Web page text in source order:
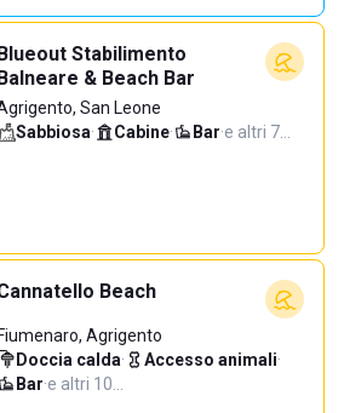
Stabilimento
& Beach Bar
San Leone
Sabbiosa· Cabine· Bar·e altri 7…
Beach
Fiumenaro, Agrigento
Doccia calda· Accesso animali·
Bar·e altri 10…